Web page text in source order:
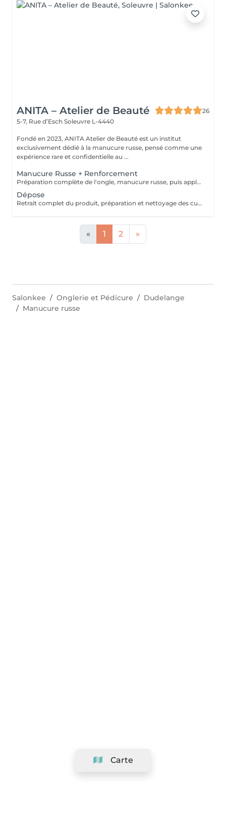
ANITA – Atelier de Beauté
26
5-7, Rue d’Esch Soleuvre L-4440
Fondé en 2023, ANITA Atelier de Beauté est un institut
exclusivement dédié à la manucure russe, pensé comme une
expérience rare et confidentielle au ...
Manucure Russe + Renforcement
Préparation complète de l'ongle, manucure russe, puis application d'un renfort avec base teintée couleur naturelle pour solidifier la plaque, unifier l'ongle et améliorer la tenue.
Dépose
Retrait complet du produit, préparation et nettoyage des cuticules en manucure russe, puis application d'huile pour cuticules et ongles afin de laisser une plaque propre, saine et hydratée.
« 1 2 »
Carte
Salonkee Onglerie et Pédicure
Dudelange
Manucure russe